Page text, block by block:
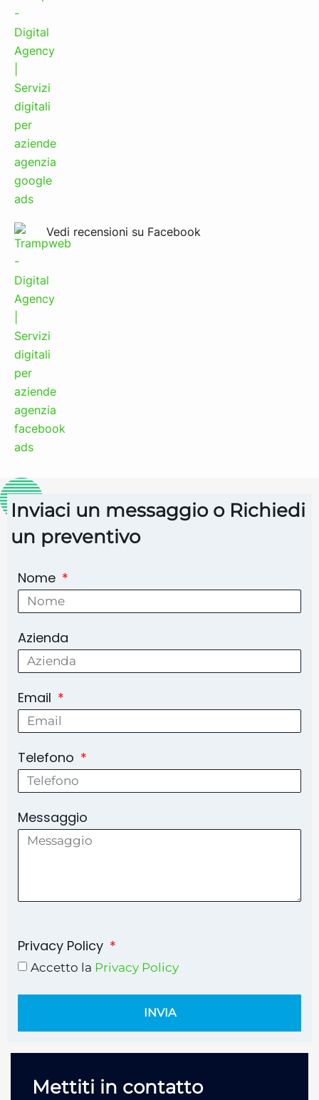
Vedi recensioni su Facebook
Mettiti in contatto
Inviaci un messaggio o Richiedi
un preventivo
Nome
Azienda
Email
Telefono
Messaggio
Privacy Policy
Accetto la Privacy Policy
INVIA